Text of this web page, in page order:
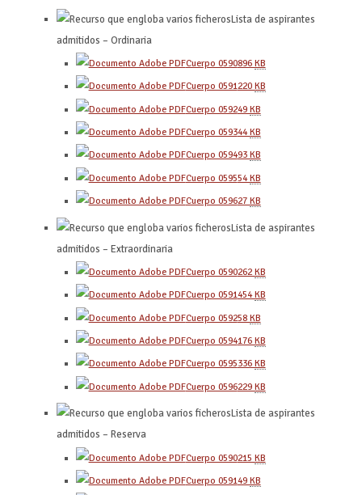
Lista de aspirantes
admitidos – Ordinaria
Cuerpo 0590896 KB
Cuerpo 0591220 KB
Cuerpo 059249 KB
Cuerpo 059344KB
Cuerpo 059493 KB
Cuerpo 059554KB
Cuerpo 059627 KB
Lista de aspirantes
admitidos – Extraordinaria
Cuerpo 0590262 KB
Cuerpo 0591454KB
Cuerpo 059258 KB
Cuerpo 0594176 KB
Cuerpo 0595336 KB
Cuerpo 0596229 KB
Lista de aspirantes
admitidos – Reserva
Cuerpo 0590215 KB
Cuerpo 059149 KB